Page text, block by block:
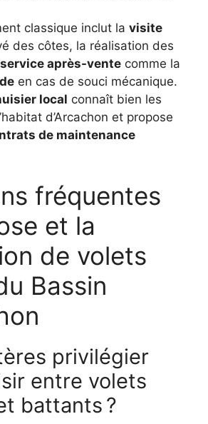
classique inclut la visite
des côtes, la réalisation des
service après-vente comme la
en cas de souci mécanique.
local connaît bien les
d’Arcachon et propose
de maintenance
fréquentes
et la
de volets
Bassin
privilégier
entre volets
battants ?